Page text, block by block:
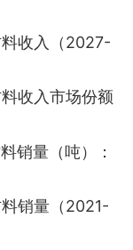
收入（2027-
收入市场份额
销量（吨）：
销量（2021-